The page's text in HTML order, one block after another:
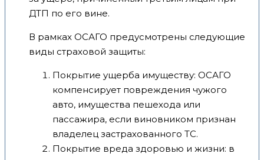
ДТП по его вине.
В рамках ОСАГО предусмотрены следующие
виды страховой защиты:
Покрытие ущерба имуществу: ОСАГО
компенсирует повреждения чужого
авто, имущества пешехода или
пассажира, если виновником признан
владелец застрахованного ТС.
Покрытие вреда здоровью и жизни: в